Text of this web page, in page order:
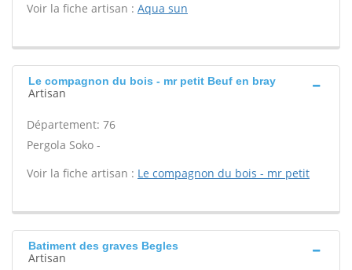
Voir la fiche artisan : Aqua sun
Le compagnon du bois - mr petit Beuf en bray
Artisan
Département: 76
Pergola Soko -
Voir la fiche artisan : Le compagnon du bois - mr petit
Batiment des graves Begles
Artisan